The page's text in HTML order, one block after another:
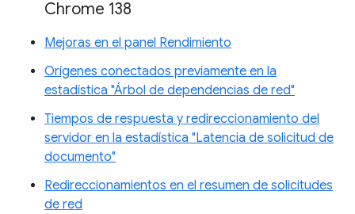
Chrome 138
Mejoras en el panel Rendimiento
Orígenes conectados previamente en la
estadística "Árbol de dependencias de red"
Tiempos de respuesta y redireccionamiento del
servidor en la estadística "Latencia de solicitud de
documento"
Redireccionamientos en el resumen de solicitudes
de red